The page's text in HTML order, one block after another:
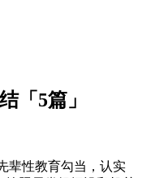
「5篇」
性教育勾当，认实